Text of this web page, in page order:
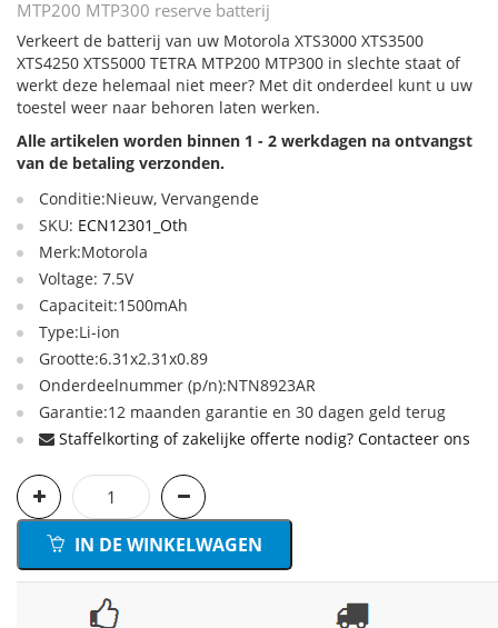
MTP200 MTP300 reserve batterij
Verkeert de batterij van uw Motorola XTS3000 XTS3500
XTS4250 XTS5000 TETRA MTP200 MTP300 in slechte staat of
werkt deze helemaal niet meer? Met dit onderdeel kunt u uw
toestel weer naar behoren laten werken.
Alle artikelen worden binnen 1 - 2 werkdagen na ontvangst
van de betaling verzonden.
Conditie:Nieuw, Vervangende
SKU: ECN12301_Oth
Merk:Motorola
Voltage: 7.5V
Capaciteit:1500mAh
Type:Li-ion
Grootte:6.31x2.31x0.89
Onderdeelnummer (p/n):NTN8923AR
Garantie:12 maanden garantie en 30 dagen geld terug
Staffelkorting of zakelijke offerte nodig? Contacteer ons
IN DE WINKELWAGEN